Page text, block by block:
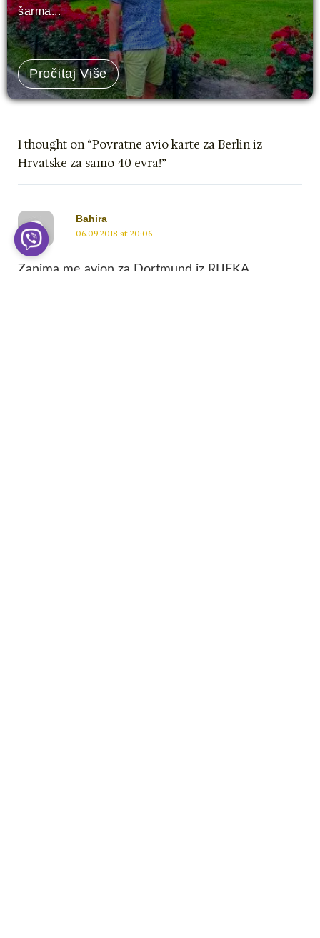
šarma...
Pročitaj Više
1 thought on “Povratne avio karte za Berlin iz
Hrvatske za samo 40 evra!”
Bahira
06.09.2018 at 20:06
Zanima me avion za Dortmund iz RIJEKA,